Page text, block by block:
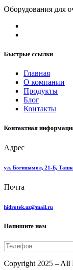
Оборудования для
Быстрые ссылки
Главная
О компании
Продукты
Блог
Контакты
Контактная
Адрес
ул. Богишамол, 21-Б,
Почта
hidrotek.uz@mail.ru
Напишите нам
Copyright 2025 – All